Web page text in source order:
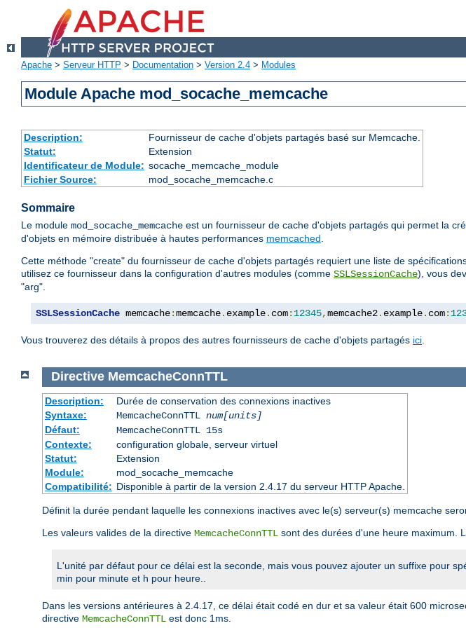
Apache > Serveur HTTP > Documentation > Version 2.4 > Modules
Module Apache mod_socache_memcache
Description:
Fournisseur de cache d'objets partagés basé sur Memcache.
Statut:
Extension
Identificateur de Module: socache_memcache_module
Fichier Source:
mod_socache_memcache.c
Sommaire
Le module mod_socache_memcache est un fournisseur de cache d'objets partagés qui permet la
d'objets en mémoire distribuée à hautes performances memcached.
Cette méthode "create" du fournisseur de cache d'objets partagés requiert une liste de
utilisez ce fournisseur dans la configuration d'autres modules (comme SSLSessionCache), vous
"arg".
SSLSessionCache memcache:memcache. example. com: 12345,memcache2. example. com:
Vous trouverez des détails à propos des autres fournisseurs de cache d'objets partagés ici.
Directive MemcacheConnTTL
Description:
Durée de conservation des connexions inactives
Syntaxe:
MemcacheConnTTL num[units]
Défaut:
MemcacheConnTTL 15s
Contexte:
configuration globale, serveur virtuel
Statut:
Extension
Module:
mod_socache_memcache
Compatibilité: Disponible à partir de la version 2.4.17 du serveur HTTP Apache.
Définit la durée pendant laquelle les connexions inactives avec le(s) serveur(s) memcache
Les valeurs valides de la directive MemcacheConnTTL sont des durées d'une heure maximum.
L'unité par défaut pour ce délai est la seconde, mais vous pouvez ajouter un suffixe pour
min pour minute et h pour heure..
Dans les versions antérieures à 2.4.17, ce délai était codé en dur et sa valeur était 600
directive MemcacheConnTTL est donc 1ms.